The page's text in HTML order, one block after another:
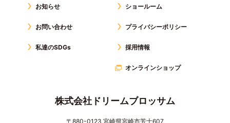
お知らせ
お問い合わせ
私達のSDGs
ショールーム
プライバシーポリシー
採用情報
オンラインショップ
株式会社ドリームブロッサム
〒880-0123 宮崎県宮崎市芳士607